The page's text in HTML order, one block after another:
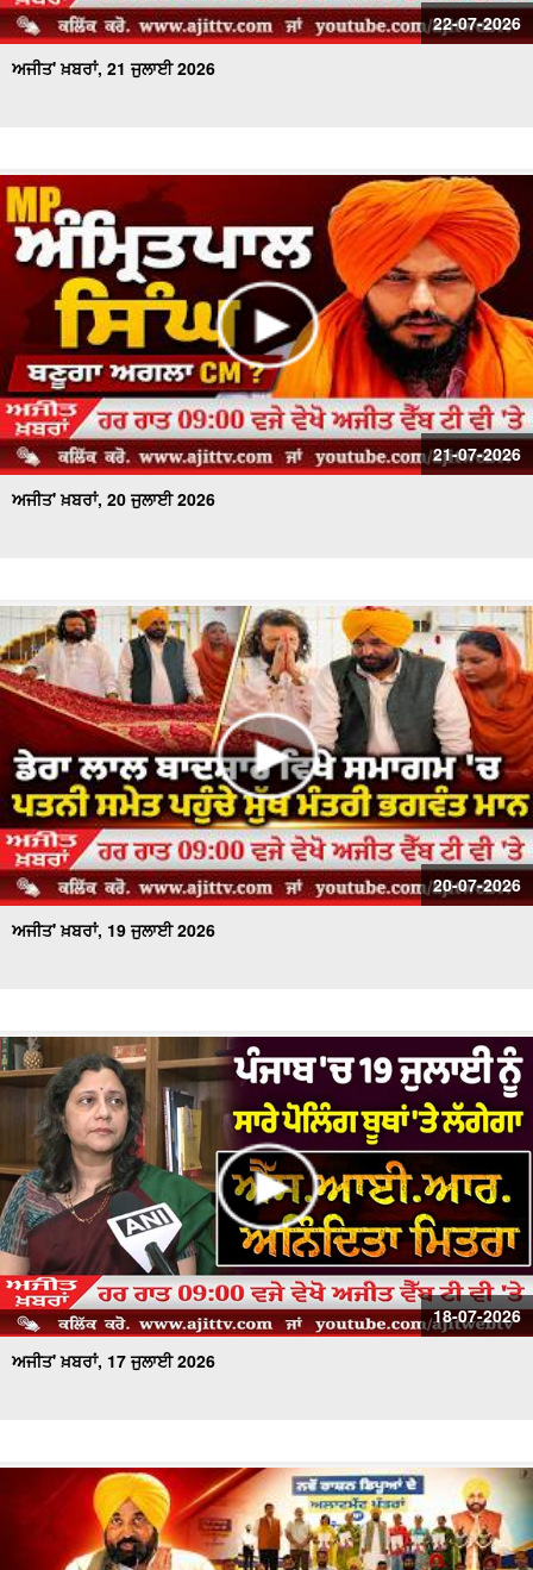
22-07-2026
ਅਜੀਤ' ਖ਼ਬਰਾਂ, 21 ਜੁਲਾਈ 2026
21-07-2026
ਅਜੀਤ' ਖ਼ਬਰਾਂ, 20 ਜੁਲਾਈ 2026
20-07-2026
ਅਜੀਤ' ਖ਼ਬਰਾਂ, 19 ਜੁਲਾਈ 2026
18-07-2026
ਅਜੀਤ' ਖ਼ਬਰਾਂ, 17 ਜੁਲਾਈ 2026